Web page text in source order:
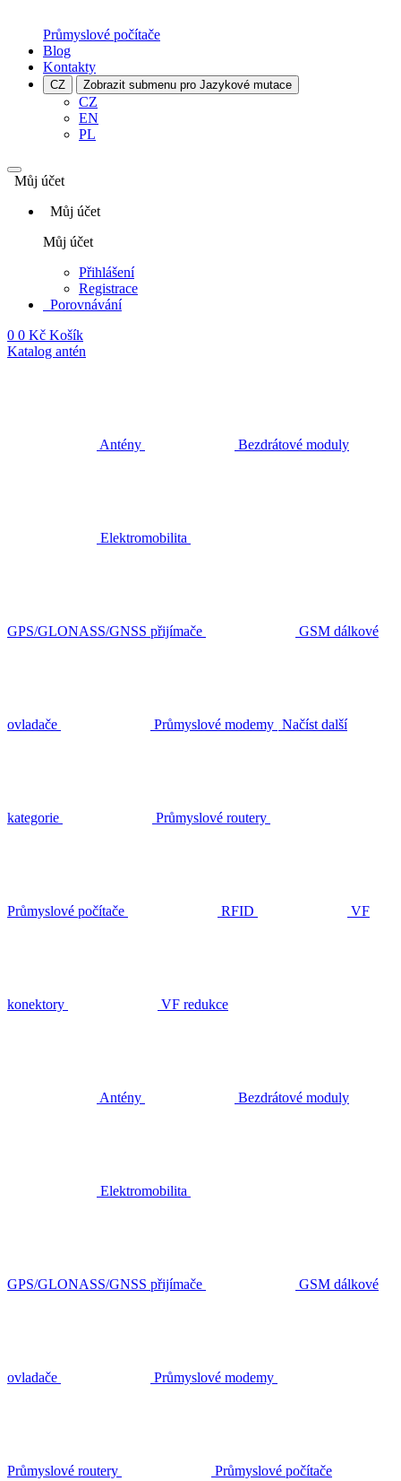
Průmyslové počítače
Blog
Kontakty
CZ Zobrazit submenu pro Jazykové mutace
CZ
EN
PL
Můj účet
Můj účet
Můj účet
Přihlášení
Registrace
Porovnávání
0 0 Kč Košík
Katalog antén
Antény Bezdrátové moduly
Elektromobilita
GPS/GLONASS/GNSS přijímače GSM dálkové
ovladače Průmyslové modemy Načíst další
kategorie Průmyslové routery
Průmyslové počítače RFID VF
konektory VF redukce
Antény Bezdrátové moduly
Elektromobilita
GPS/GLONASS/GNSS přijímače GSM dálkové
ovladače Průmyslové modemy
Průmyslové routery Průmyslové počítače